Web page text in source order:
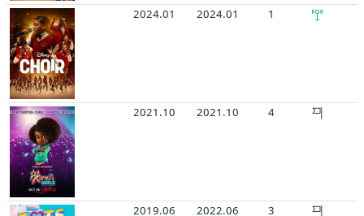
2024.01 2024.01 1
2021.10 2021.10 4
2019.06 2022.06 3